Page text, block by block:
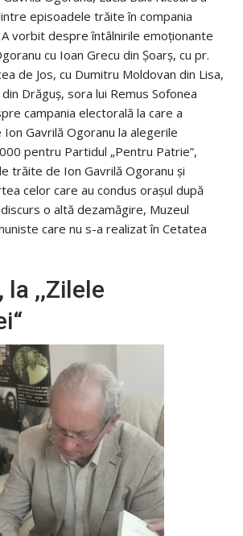
episoadele trăite în compania
vorbit despre întâlnirile emoționante
cu Ioan Grecu din Șoarș, cu pr.
de Jos, cu Dumitru Moldovan din Lisa,
Drăguș, sora lui Remus Sofonea
campania electorală la care a
Gavrilă Ogoranu la alegerile
pentru Partidul „Pentru Patrie”,
trăite de Ion Gavrilă Ogoranu și
celor care au condus orașul după
o altă dezamăgire, Muzeul
care nu s-a realizat în Cetatea
la ,,Zilele